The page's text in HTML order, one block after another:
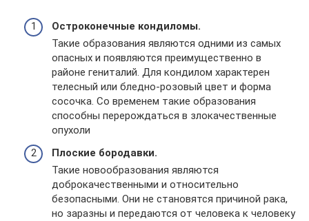
Остроконечные кондиломы.
Такие образования являются одними из самых
опасных и появляются преимущественно в
районе гениталий. Для кондилом характерен
телесный или бледно‑розовый цвет и форма
сосочка. Со временем такие образования
способны перерождаться в злокачественные
опухоли
Плоские бородавки.
Такие новообразования являются
доброкачественными и относительно
безопасными. Они не становятся причиной рака,
но заразны и передаются от человека к человеку